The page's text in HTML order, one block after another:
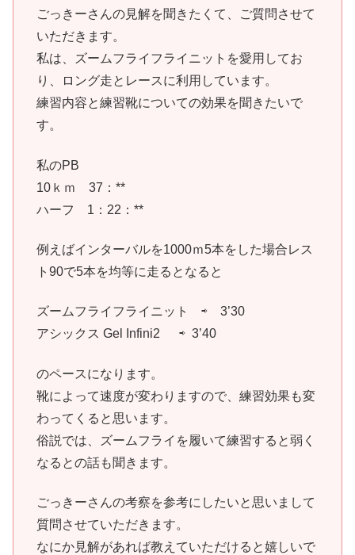
ごっきーさんの見解を聞きたくて、ご質問させて
いただきます。
私は、ズームフライフライニットを愛用してお
り、ロング走とレースに利用しています。
練習内容と練習靴についての効果を聞きたいで
す。
私のPB
10ｋｍ 37：**
ハーフ 1：22：**
例えばインターバルを1000ｍ5本をした場合レス
ト90で5本を均等に走るとなると
ズームフライフライニット ⇨ 3’30
アシックス Gel Infini2 ⇨ 3’40
のペースになります。
靴によって速度が変わりますので、練習効果も変
わってくると思います。
俗説では、ズームフライを履いて練習すると弱く
なるとの話も聞きます。
ごっきーさんの考察を参考にしたいと思いまして
質問させていただきます。
なにか見解があれば教えていただけると嬉しいで